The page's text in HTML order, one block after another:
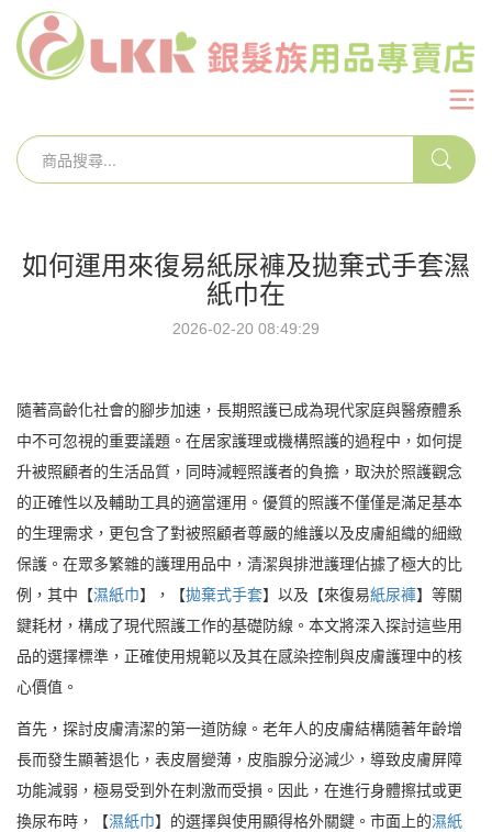
如何運用來復易紙尿褲及拋棄式手套濕
紙巾在
2026-02-20 08:49:29
隨著高齡化社會的腳步加速，長期照護已成為現代家庭與醫療體系
中不可忽視的重要議題。在居家護理或機構照護的過程中，如何提
升被照顧者的生活品質，同時減輕照護者的負擔，取決於照護觀念
的正確性以及輔助工具的適當運用。優質的照護不僅僅是滿足基本
的生理需求，更包含了對被照顧者尊嚴的維護以及皮膚組織的細緻
保護。在眾多繁雜的護理用品中，清潔與排泄護理佔據了極大的比
例，其中【濕紙巾】，【拋棄式手套】以及【來復易紙尿褲】等關
鍵耗材，構成了現代照護工作的基礎防線。本文將深入探討這些用
品的選擇標準，正確使用規範以及其在感染控制與皮膚護理中的核
心價值。
首先，探討皮膚清潔的第一道防線。老年人的皮膚結構隨著年齡增
長而發生顯著退化，表皮層變薄，皮脂腺分泌減少，導致皮膚屏障
功能減弱，極易受到外在刺激而受損。因此，在進行身體擦拭或更
換尿布時，【濕紙巾】的選擇與使用顯得格外關鍵。市面上的濕紙